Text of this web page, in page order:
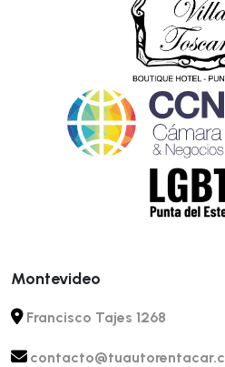
Montevideo
Francisco Tajes 1268